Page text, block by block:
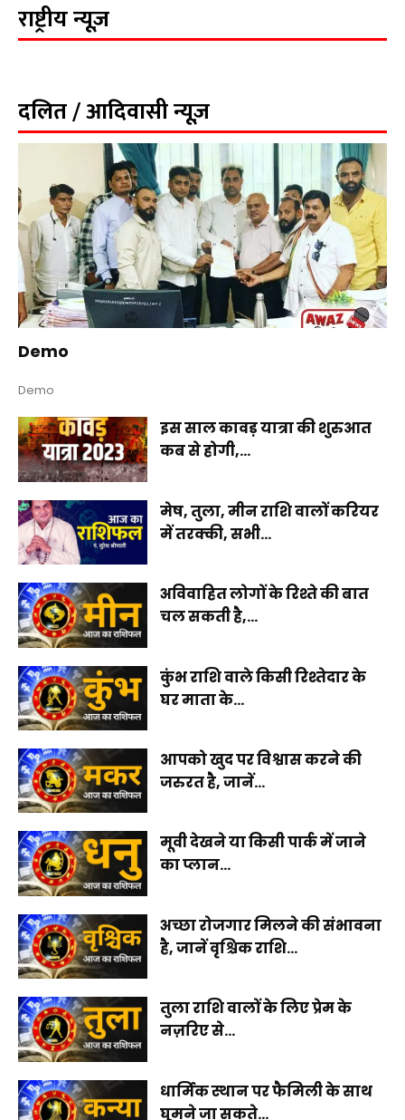
राष्ट्रीय न्यूज़
दलित / आदिवासी न्यूज़
Demo
Demo
इस साल कावड़ यात्रा की शुरुआत
कब से होगी,...
मेष, तुला, मीन राशि वालों करियर
में तरक्की, सभी...
अविवाहित लोगों के रिश्ते की बात
चल सकती है,...
कुंभ राशि वाले किसी रिश्तेदार के
घर माता के...
आपको खुद पर विश्वास करने की
जरुरत है, जानें...
मूवी देखने या किसी पार्क में जाने
का प्लान...
अच्छा रोजगार मिलने की संभावना
है, जानें वृश्चिक राशि...
तुला राशि वालों के लिए प्रेम के
नज़रिए से...
धार्मिक स्थान पर फैमिली के साथ
घूमने जा सकते...